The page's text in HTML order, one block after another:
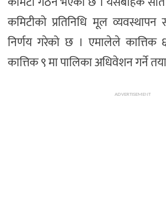
कमिटीको प्रतिनिधि मूल
निर्णय गरेको छ । एमालेले कात्तिक
कात्तिक ९ मा पालिका अधिवेशन गर्ने
ADVERTISEMENT